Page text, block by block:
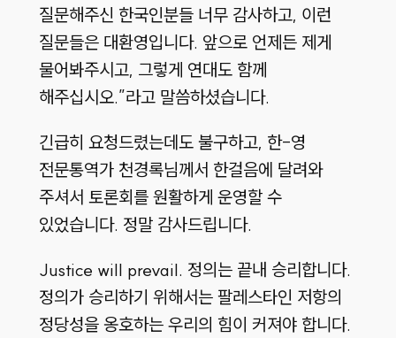
질문해주신 한국인분들 너무 감사하고, 이런
질문들은 대환영입니다. 앞으로 언제든 제게
물어봐주시고, 그렇게 연대도 함께
해주십시오.”라고 말씀하셨습니다.
긴급히 요청드렸는데도 불구하고, 한-영
전문통역가 천경록님께서 한걸음에 달려와
주셔서 토론회를 원활하게 운영할 수
있었습니다. 정말 감사드립니다.
Justice will prevail. 정의는 끝내 승리합니다.
정의가 승리하기 위해서는 팔레스타인 저항의
정당성을 옹호하는 우리의 힘이 커져야 합니다.